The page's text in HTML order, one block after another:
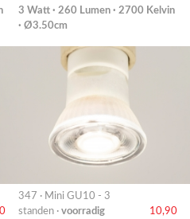
3 Watt · 260 Lumen · 2700 Kelvin
· Ø3.50cm
347 · Mini GU10 - 3
standen · voorradig
10,90